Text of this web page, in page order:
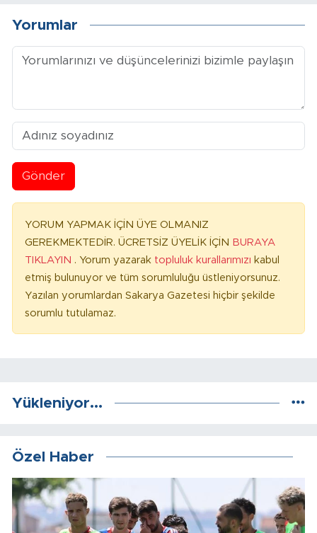
Yorumlar
Gönder
YORUM YAPMAK İÇİN ÜYE OLMANIZ
GEREKMEKTEDİR. ÜCRETSİZ ÜYELİK İÇİN BURAYA
TIKLAYIN . Yorum yazarak topluluk kurallarımızı kabul
etmiş bulunuyor ve tüm sorumluluğu üstleniyorsunuz.
Yazılan yorumlardan Sakarya Gazetesi hiçbir şekilde
sorumlu tutulamaz.
Yükleniyor...
Özel Haber